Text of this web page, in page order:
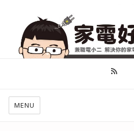
幫你做好功課，看了就知怎麼找出適合
MENU